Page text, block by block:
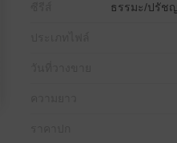
ธรรมะ/ปรัชญ